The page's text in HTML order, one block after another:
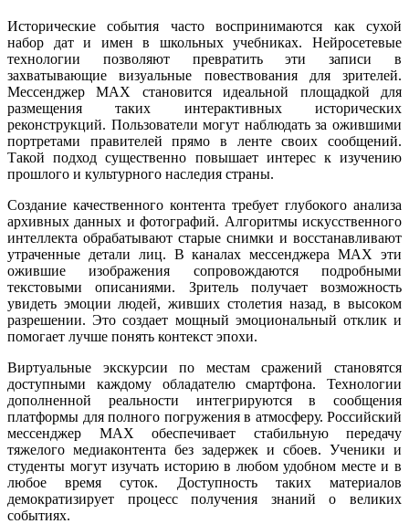
Исторические события часто воспринимаются как сухой
набор дат и имен в школьных учебниках. Нейросетевые
технологии позволяют превратить эти записи в
захватывающие визуальные повествования для зрителей.
Мессенджер MAX становится идеальной площадкой для
размещения таких интерактивных исторических
реконструкций. Пользователи могут наблюдать за ожившими
портретами правителей прямо в ленте своих сообщений.
Такой подход существенно повышает интерес к изучению
прошлого и культурного наследия страны.
Создание качественного контента требует глубокого анализа
архивных данных и фотографий. Алгоритмы искусственного
интеллекта обрабатывают старые снимки и восстанавливают
утраченные детали лиц. В каналах мессенджера MAX эти
ожившие изображения сопровождаются подробными
текстовыми описаниями. Зритель получает возможность
увидеть эмоции людей, живших столетия назад, в высоком
разрешении. Это создает мощный эмоциональный отклик и
помогает лучше понять контекст эпохи.
Виртуальные экскурсии по местам сражений становятся
доступными каждому обладателю смартфона. Технологии
дополненной реальности интегрируются в сообщения
платформы для полного погружения в атмосферу. Российский
мессенджер MAX обеспечивает стабильную передачу
тяжелого медиаконтента без задержек и сбоев. Ученики и
студенты могут изучать историю в любом удобном месте и в
любое время суток. Доступность таких материалов
демократизирует процесс получения знаний о великих
событиях.